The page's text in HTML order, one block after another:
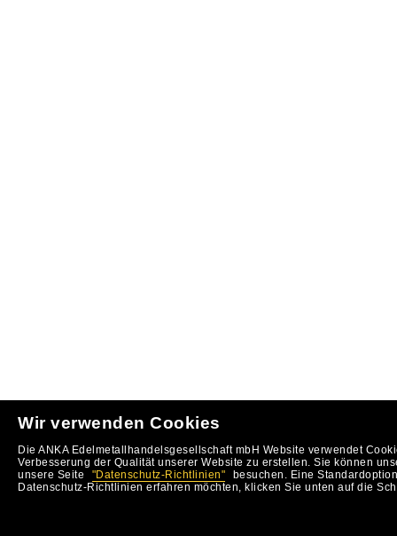
Wir verwenden Cookies
Die ANKA Edelmetallhandelsgesellschaft mbH Website verwendet
Verbesserung der Qualität unserer Website zu erstellen. Sie können
unsere Seite
"Datenschutz-Richtlinien"
besuchen. Eine
Datenschutz-Richtlinien erfahren möchten, klicken Sie unten auf die